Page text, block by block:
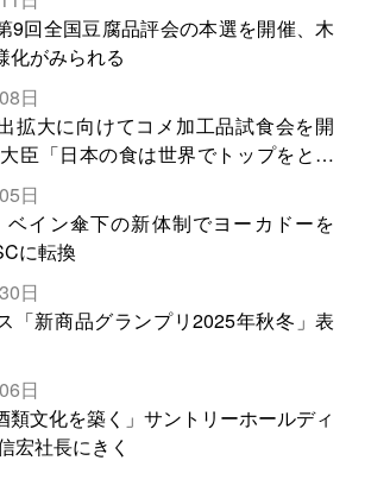
9回全国豆腐品評会の本選を開催、木
化がみられる
日
拡大に向けてコメ加工品試食会を開
臣「日本の食は世界でトップをとれ
向けて、米輸出需要の拡大を」
日
ベイン傘下の新体制でヨーカドーを
に転換
日
「新商品グランプリ2025年秋冬」表
日
類文化を築く」サントリーホールディ
宏社長にきく